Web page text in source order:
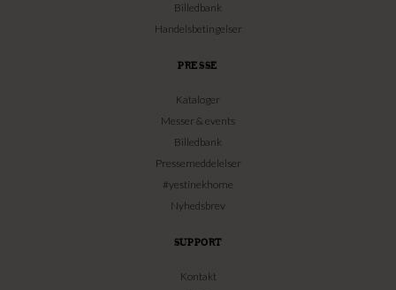
Billedbank
Handelsbetingelser
PRESSE
Kataloger
Messer & events
Billedbank
Pressemeddelelser
#yestinekhome
Nyhedsbrev
SUPPORT
Kontakt